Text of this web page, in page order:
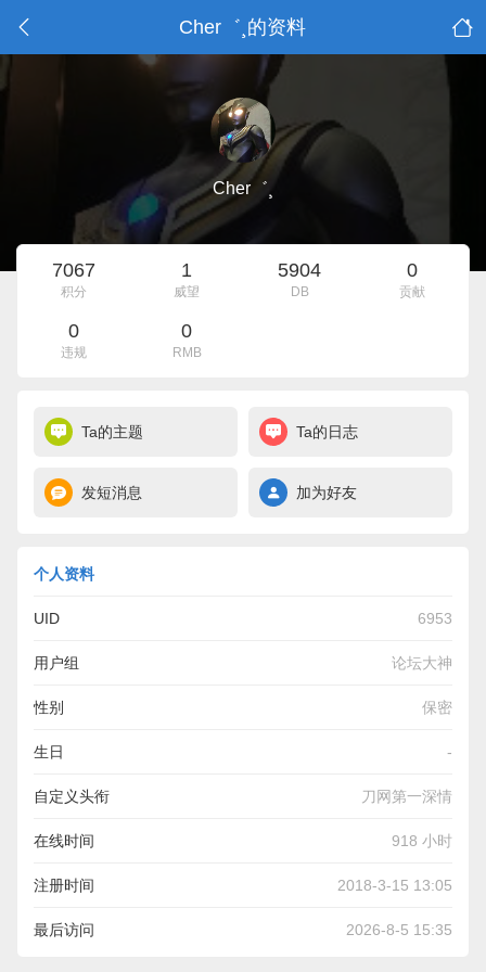
Cher゛¸的资料
Cher゛¸
7067
积分
1
威望
5904
DB
0
贡献
0
违规
0
RMB
Ta的主题 Ta的日志
发短消息 加为好友
个人资料
UID 6953
用户组 论坛大神
性别 保密
生日 -
自定义头衔 刀网第一深情
在线时间 918 小时
注册时间 2018-3-15 13:05
最后访问 2026-8-5 15:35